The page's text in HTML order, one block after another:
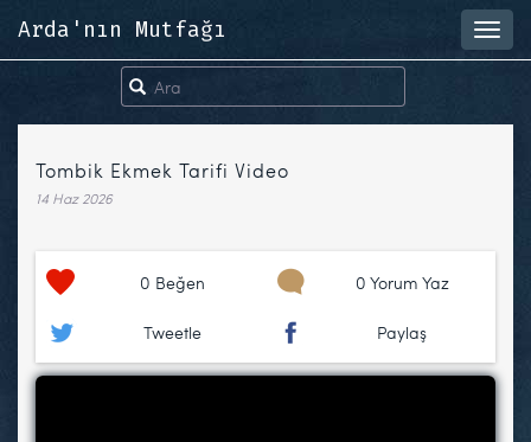
Arda'nın Mutfağı
Tombik Ekmek Tarifi Video
14 Haz 2026
0 Beğen 0 Yorum Yaz
Tweetle Paylaş